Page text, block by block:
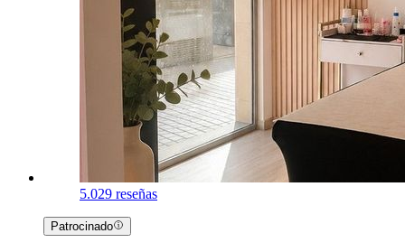
5.029 reseñas
Patrocinado